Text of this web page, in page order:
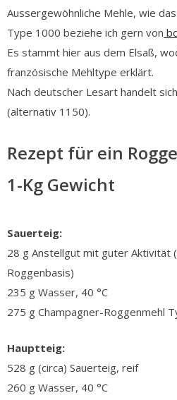
Aussergewöhnliche Mehle, wie
Type 1000 beziehe ich gern von
Es stammt hier aus dem Elsaß,
französische Mehltype erklärt.
Nach deutscher Lesart handelt
(alternativ 1150).
Rezept für ein
1-Kg Gewicht
Sauerteig:
28 g Anstellgut mit guter Aktivität
Roggenbasis)
235 g Wasser, 40 °C
275 g Champagner-Roggenmehl
Hauptteig:
528 g (circa) Sauerteig, reif
260 g Wasser, 40 °C